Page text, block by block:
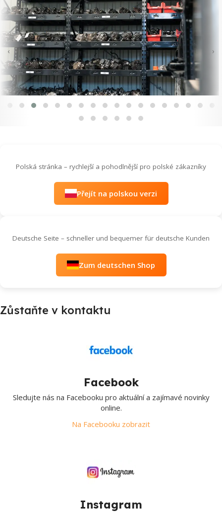
‹ ›
Polská stránka – rychlejší a pohodlnější pro polské zákazníky
Přejít na polskou verzi
Deutsche Seite – schneller und bequemer für deutsche Kunden
Zum deutschen Shop
Zůstaňte v kontaktu
Facebook
Sledujte nás na Facebooku pro aktuální a zajímavé novinky
online.
Na Facebooku zobrazit
Instagram